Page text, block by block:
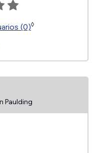
(0)◊
Paulding